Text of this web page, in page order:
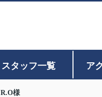
スタッフ一覧 ア
R.O様